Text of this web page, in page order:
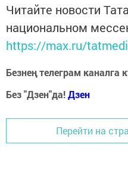
Читайте новости
национальном
https://max.ru/
Безнең телеграм
Без "Дзен"да!Дзен
Перейти на